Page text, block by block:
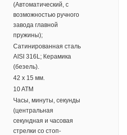
(Автоматический, с
возможностью ручного
завода главной
пружины);
Сатинированная сталь
AISI 316L; Керамика
(безель).
42 х 15 мм.
10 ATM
Часы, минуты, секунды
(центральная
секундная и часовая
стрелки со стоп-